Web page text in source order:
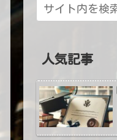
人気記事